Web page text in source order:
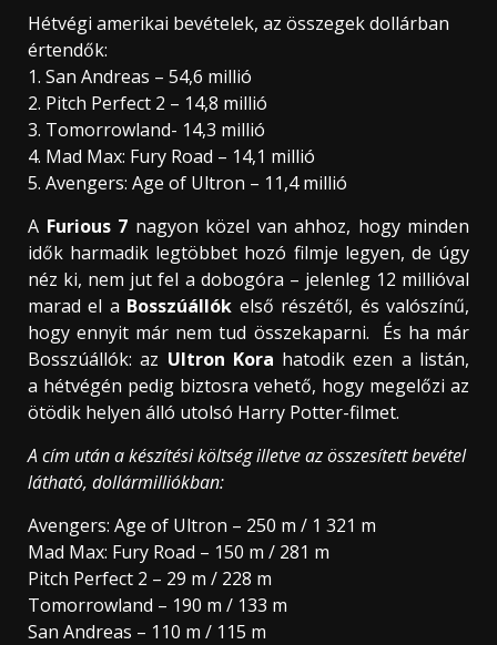
Hétvégi amerikai bevételek, az összegek dollárban
értendők:
1. San Andreas – 54,6 millió
2. Pitch Perfect 2 – 14,8 millió
3. Tomorrowland- 14,3 millió
4. Mad Max: Fury Road – 14,1 millió
5. Avengers: Age of Ultron – 11,4 millió
A Furious 7 nagyon közel van ahhoz, hogy minden
idők harmadik legtöbbet hozó filmje legyen, de úgy
néz ki, nem jut fel a dobogóra – jelenleg 12 millióval
marad el a Bosszúállók első részétől, és valószínű,
hogy ennyit már nem tud összekaparni. És ha már
Bosszúállók: az Ultron Kora hatodik ezen a listán,
a hétvégén pedig biztosra vehető, hogy megelőzi az
ötödik helyen álló utolsó Harry Potter-filmet.
A cím után a készítési költség illetve az összesített bevétel
látható, dollármilliókban:
Avengers: Age of Ultron – 250 m / 1 321 m
Mad Max: Fury Road – 150 m / 281 m
Pitch Perfect 2 – 29 m / 228 m
Tomorrowland – 190 m / 133 m
San Andreas – 110 m / 115 m